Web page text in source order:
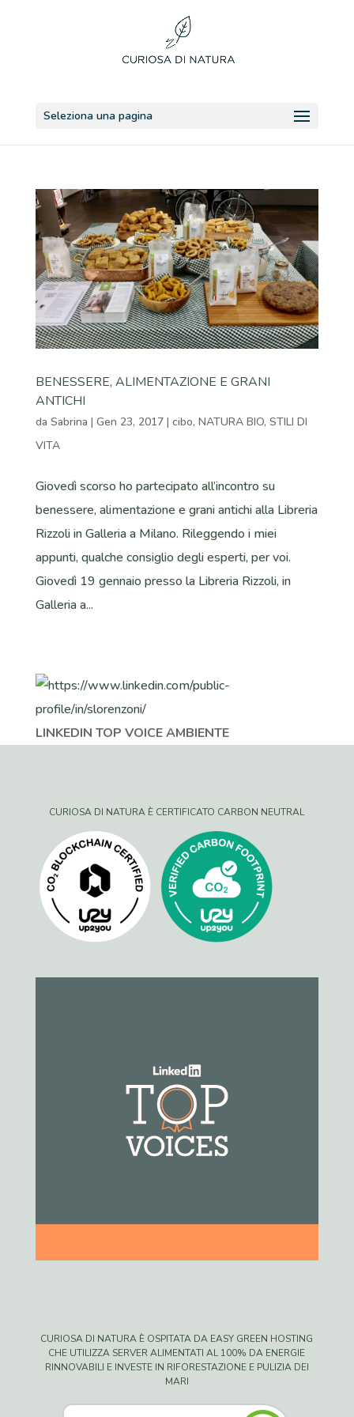
Seleziona una pagina
BENESSERE, ALIMENTAZIONE E GRANI
ANTICHI
da Sabrina | Gen 23, 2017| cibo, NATURA BIO, STILI DI
VITA
Giovedì scorso ho partecipato all’incontro su
benessere, alimentazione e grani antichi alla Libreria
Rizzoli in Galleria a Milano. Rileggendo i miei
appunti, qualche consiglio degli esperti, per voi.
Giovedì 19 gennaio presso la Libreria Rizzoli, in
Galleria a...
LINKEDIN TOP VOICE AMBIENTE
CURIOSA DI NATURA È CERTIFICATO CARBON NEUTRAL
CURIOSA DI NATURA È OSPITATA DA EASY GREEN HOSTING
CHE UTILIZZA SERVER ALIMENTATI AL 100% DA ENERGIE
RINNOVABILI E INVESTE IN RIFORESTAZIONE E PULIZIA DEI
MARI